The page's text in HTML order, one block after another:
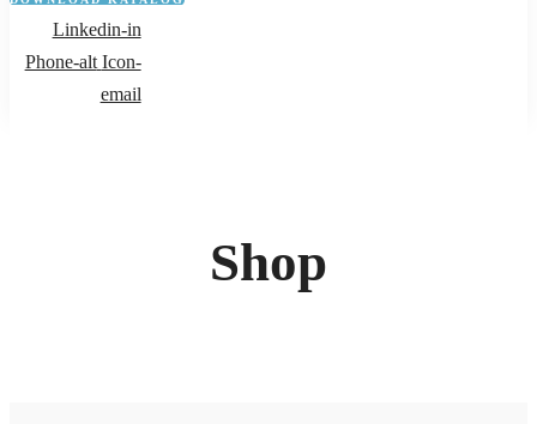
Linkedin-in
Phone-alt Icon-
email
Shop